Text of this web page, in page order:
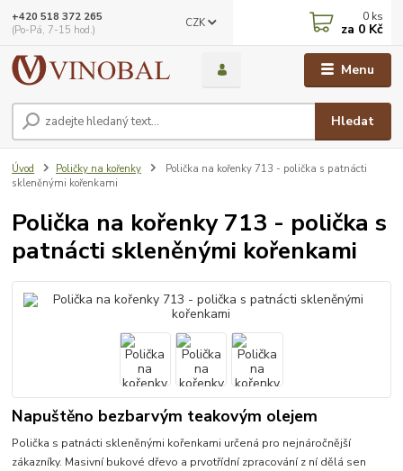
Menu
CZK
Hledat
+420 518 372 265
(Po-Pá, 7-15 hod.)
0 ks
za 0 Kč
Úvod Poličky na kořenky
Polička na kořenky 713 - polička s patnácti
skleněnými kořenkami
Polička na kořenky 713 - polička s
patnácti skleněnými kořenkami
Napuštěno bezbarvým teakovým olejem
Polička s patnácti skleněnými kořenkami určená pro nejnáročnější
zákazníky. Masivní bukové dřevo a prvotřídní zpracování z ní dělá sen